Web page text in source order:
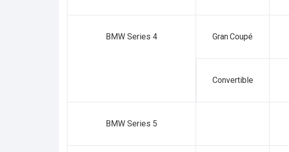
BMW Series 4 Gran Coupé
Convertible
BMW Series 5